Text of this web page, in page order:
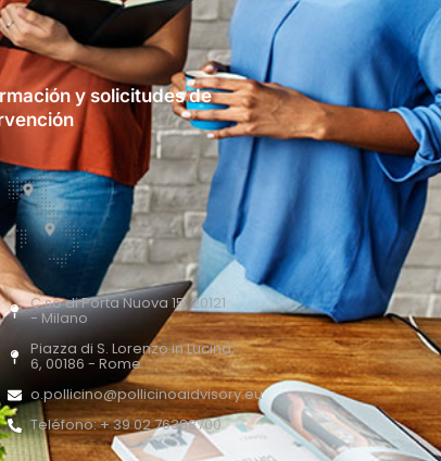
y solicitudes de
C.so di Porta Nuova 15, 20121
- Milano
Piazza di S. Lorenzo in Lucina,
6, 00186 - Rome
o.pollicino@pollicinoaidvisory.eu
Teléfono: + 39 02 76388700